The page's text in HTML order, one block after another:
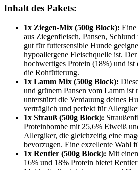
Inhalt des Pakets:
1x Ziegen-Mix (500g Block): Eine
aus Ziegenfleisch, Pansen,
gut für futtersensible Hunde
hypoallergene Fleischquelle ist.
hochwertiges Protein (18%) und ist
die Rohfütterung.
1x Lamm Mix (500g Block):
und grünem Pansen vom Lamm ist
unterstützt die Verdauung deines
verträglich und perfekt für
1x Strauß (500g Block):
Proteinbombe mit 25,6% Eiweiß
Allergiker, die gleichzeitig eine
bevorzugen. Eine exzellente Wahl
1x Rentier (500g Block): Mit
16% und 18% Protein bietet